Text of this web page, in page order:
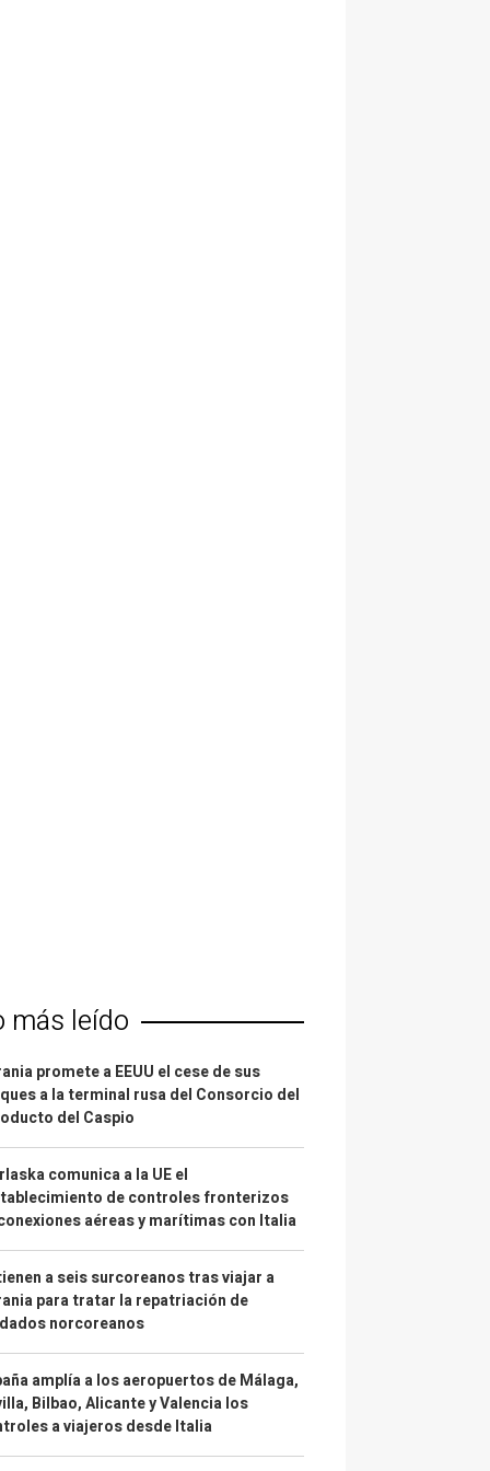
más leído
promete a EEUU el cese de sus
a la terminal rusa del Consorcio del
del Caspio
comunica a la UE el
de controles fronterizos
aéreas y marítimas con Italia
a seis surcoreanos tras viajar a
para tratar la repatriación de
norcoreanos
amplía a los aeropuertos de Málaga,
Bilbao, Alicante y Valencia los
a viajeros desde Italia